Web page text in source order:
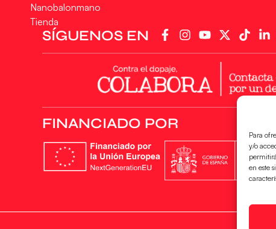
Para
y/o
en este
Nanobalonmano
Tienda
SÍGUENOS EN
FINANCIADO POR